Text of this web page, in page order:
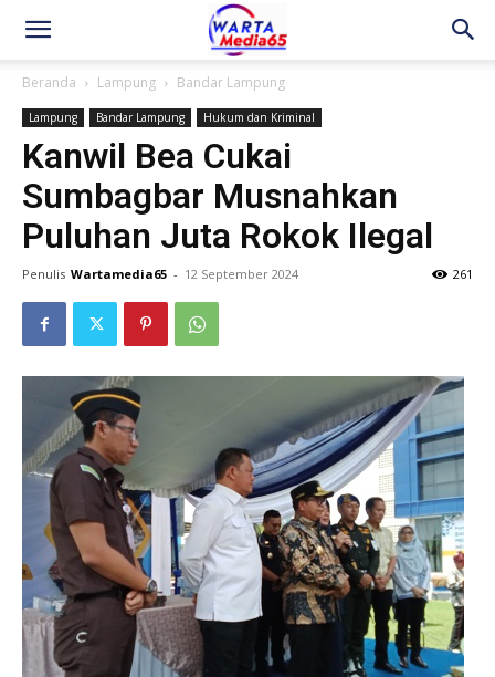
Beranda Lampung Bandar Lampung
Lampung Bandar Lampung Hukum dan Kriminal
Kanwil Bea Cukai
Sumbagbar Musnahkan
Puluhan Juta Rokok Ilegal
Penulis Wartamedia65 - 12 September 2024 261